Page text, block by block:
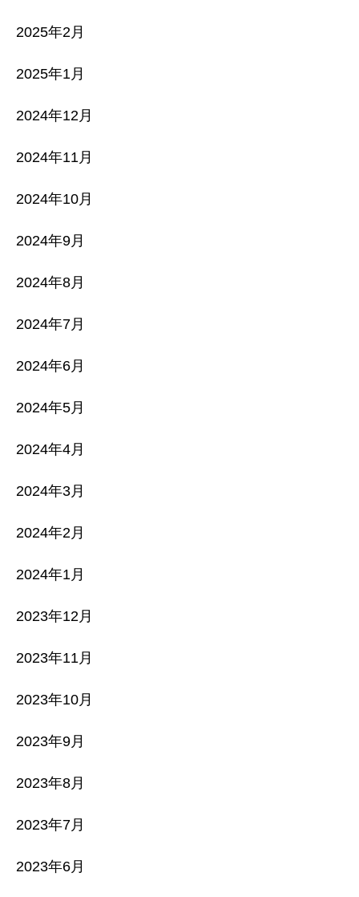
2025年2月
2025年1月
2024年12月
2024年11月
2024年10月
2024年9月
2024年8月
2024年7月
2024年6月
2024年5月
2024年4月
2024年3月
2024年2月
2024年1月
2023年12月
2023年11月
2023年10月
2023年9月
2023年8月
2023年7月
2023年6月